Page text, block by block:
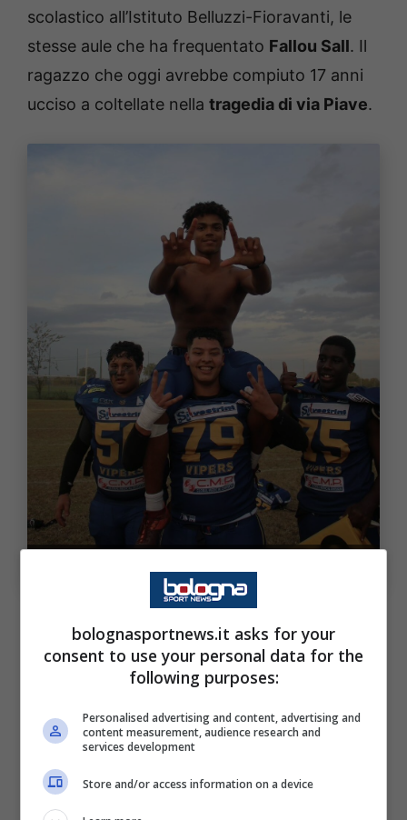
scolastico all’Istituto Belluzzi-Fioravanti, le
stesse aule che ha frequentato Fallou Sall. Il
ragazzo che oggi avrebbe compiuto 17 anni
ucciso a coltellate nella tragedia di via Piave.
attività frequente, soprattutto tra i
giovanissimi. “Si è agito molto sulle armi da
porti di pistola, controllando e schedando.
bianche, però anche lì dobbiamo capire qual
bolognasportnews.it asks for your
consent to use your personal data for the
following purposes:
Personalised advertising and content, advertising and
content measurement, audience research and
services development
Store and/or access information on a device